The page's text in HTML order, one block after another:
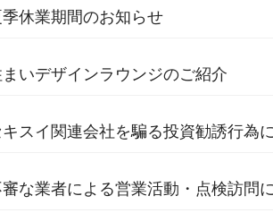
季休業期間のお知らせ
いデザインラウンジのご紹介
キスイ関連会社を騙る投資勧誘行為
な業者による営業活動・点検訪問